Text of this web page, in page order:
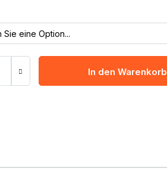
In den Warenkorb